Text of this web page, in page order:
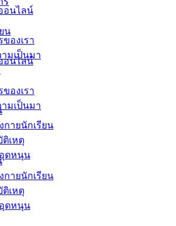
น
อนไลน์
องเรา
มเป็นมา
กายนักเรียน
เหตุ
ดหนุน
อนไลน์
องเรา
มเป็นมา
กายนักเรียน
เหตุ
ดหนุน